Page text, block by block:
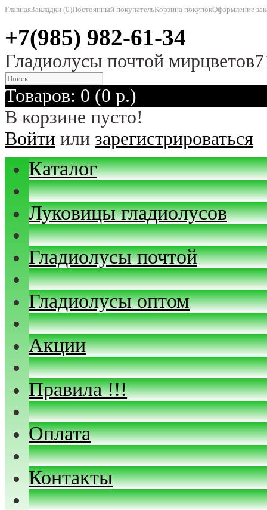
ГлавнаяЗакладки (0)Постоянный покупательКорзина покупокОформление
+7(985) 982-61-34
Гладиолусы почтой
Товаров: 0 (0 р.)
В корзине пусто!
Войти или зарегистрироваться
Каталог
Луковицы гладиолусов
Гладиолусы почтой
Гладиолусы оптом
Акции
Правила !!!
Оплата
Контакты